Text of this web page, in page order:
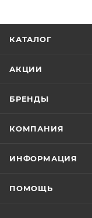
КАТАЛОГ
АКЦИИ
БРЕНДЫ
КОМПАНИЯ
ИНФОРМАЦИЯ
ПОМОЩЬ